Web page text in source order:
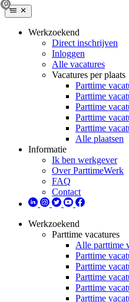
Werkzoekend
Direct inschrijven
Inloggen
Alle vacatures
Vacatures per plaats
Parttime
Parttime
Parttime
Parttime
Parttime
Alle plaatsen
Informatie
Ik ben werkgever
Over ParttimeWerk
FAQ
Contact
Werkzoekend
Parttime vacatures
Alle parttime
Parttime
Parttime
Parttime
Parttime
Parttime